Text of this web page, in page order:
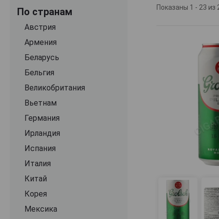
По странам
Австрия
Армения
Беларусь
Бельгия
Великобритания
Вьетнам
Германия
Ирландия
Испания
Италия
Китай
Корея
Мексика
по объему
рецептуры,
занимают
особенностью
крепкие
пиво со
Голландцы
друзьями.
показателю
других
сорта пьют
вкус. В
определяют
образует
Показаны 1 - 23 из